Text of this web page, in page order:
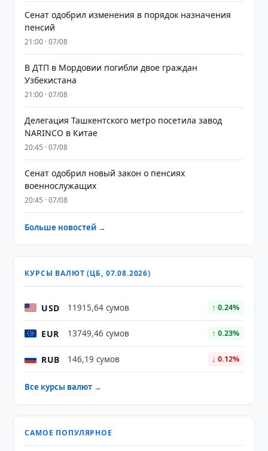
Сенат одобрил изменения в порядок назначения
пенсий
21:00 · 07/08
В ДТП в Мордовии погибли двое граждан
Узбекистана
21:00 · 07/08
Делегация Ташкентского метро посетила завод
NARINCO в Китае
20:45 · 07/08
Сенат одобрил новый закон о пенсиях
военнослужащих
20:45 · 07/08
Больше новостей →
КУРСЫ ВАЛЮТ (ЦБ, 07.08.2026)
USD 11915,64 сумов ↑ 0.24%
EUR 13749,46 сумов ↑ 0.23%
RUB 146,19 сумов ↓ 0.12%
Все курсы валют →
САМОЕ ПОПУЛЯРНОЕ